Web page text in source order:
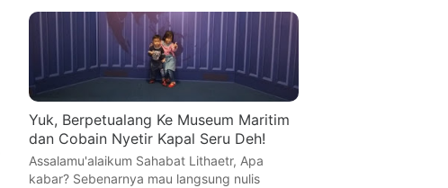
Yuk, Berpetualang Ke Museum Maritim
dan Cobain Nyetir Kapal Seru Deh!
Assalamu'alaikum Sahabat Lithaetr, Apa
kabar? Sebenarnya mau langsung nulis